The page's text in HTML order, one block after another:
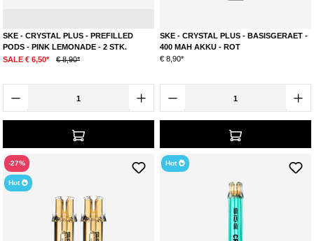
SKE - CRYSTAL PLUS - PREFILLED
PODS - PINK LEMONADE - 2 STK.
SALE € 6,50*
€ 8,90*
SKE - CRYSTAL PLUS - BASISGERAET -
400 MAH AKKU - ROT
€ 8,90*
-27%
Hot
Hot